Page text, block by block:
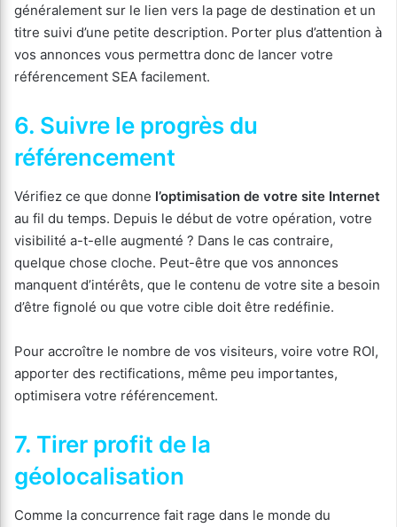
généralement sur le lien vers la page de destination et un
titre suivi d’une petite description. Porter plus d’attention à
vos annonces vous permettra donc de lancer votre
référencement SEA facilement.
6. Suivre le progrès du
référencement
Vérifiez ce que donne l’optimisation de votre site Internet
au fil du temps. Depuis le début de votre opération, votre
visibilité a-t-elle augmenté ? Dans le cas contraire,
quelque chose cloche. Peut-être que vos annonces
manquent d’intérêts, que le contenu de votre site a besoin
d’être fignolé ou que votre cible doit être redéfinie.
Pour accroître le nombre de vos visiteurs, voire votre ROI,
apporter des rectifications, même peu importantes,
optimisera votre référencement.
7. Tirer profit de la
géolocalisation
Comme la concurrence fait rage dans le monde du